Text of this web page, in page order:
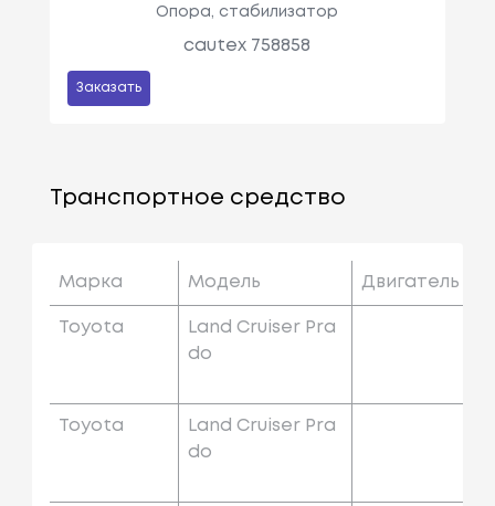
Опора, стабилизатор
cautex 758858
Заказать
Транспортное средство
Марка Модель Двигатель
Toyota
Land Cruiser Pra
Do
Toyota
Land Cruiser Pra
Do